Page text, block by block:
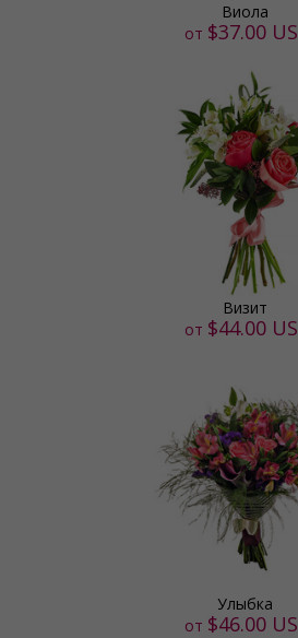
Виола
от $37.00 US
Визит
от $44.00 US
Улыбка
от $46.00 US